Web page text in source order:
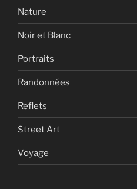
Nature
Noir et Blanc
Portraits
Randonnées
Reflets
Street Art
Voyage